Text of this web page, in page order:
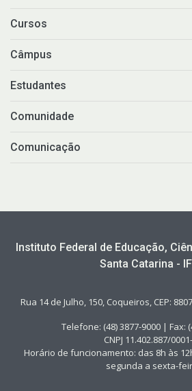
Cursos
Câmpus
Estudantes
Comunidade
Comunicação
Instituto Federal de Educação,
Santa Catarina -
Rua 14 de Julho, 150, Coqueiros, CEP:
Telefone: (48) 3877-9000 | Fax:
CNPJ 11.402.887/
Horário de funcionamento: das 8h às
segunda a sexta-